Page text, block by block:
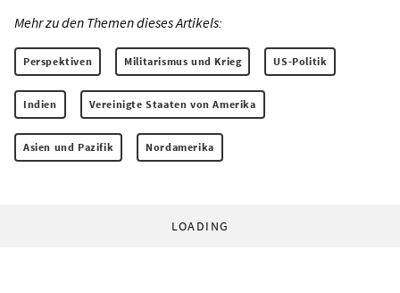
Mehr zu den Themen dieses Artikels:
Perspektiven Militarismus und Krieg US-Politik
Indien Vereinigte Staaten von Amerika
Asien und Pazifik Nordamerika
LOADING